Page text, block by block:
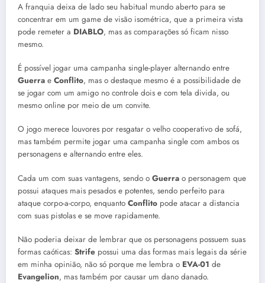
A franquia deixa de lado seu habitual mundo aberto para se
concentrar em um game de visão isométrica, que a primeira vista
pode remeter a DIABLO, mas as comparações só ficam nisso
mesmo.
É possível jogar uma campanha single-player alternando entre
Guerra e Conflito, mas o destaque mesmo é a possibilidade de
se jogar com um amigo no controle dois e com tela divida, ou
mesmo online por meio de um convite.
O jogo merece louvores por resgatar o velho cooperativo de sofá,
mas também permite jogar uma campanha single com ambos os
personagens e alternando entre eles.
Cada um com suas vantagens, sendo o Guerra o personagem que
possui ataques mais pesados e potentes, sendo perfeito para
ataque corpo-a-corpo, enquanto Conflito pode atacar a distancia
com suas pistolas e se move rapidamente.
Não poderia deixar de lembrar que os personagens possuem suas
formas caóticas: Strife possui uma das formas mais legais da série
em minha opinião, não só porque me lembra o EVA-01 de
Evangelion, mas também por causar um dano danado.